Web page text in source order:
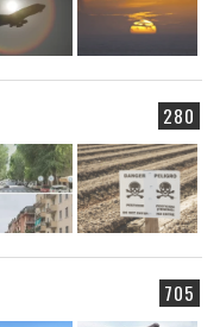
280
705